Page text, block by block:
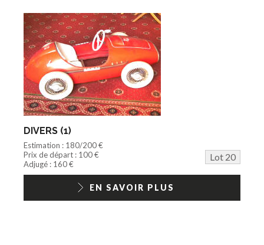
DIVERS (1)
Estimation : 180/200 €
Prix de départ : 100 €
Lot 20
Adjugé : 160 €
EN SAVOIR PLUS